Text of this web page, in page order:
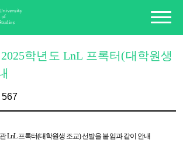
학년도 LnL 프록터(대학원생
567
LnL 프록터(대학원생 조교) 선발을 붙임과 같이 안내